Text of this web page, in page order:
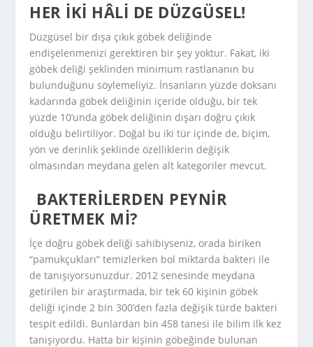
HER IKI HÂLI DE DÜZGÜSEL!
Düzgüsel bir dışa çıkık göbek deliğinde
endişelenmenizi gerektiren bir şey yoktur. Fakat, iki
göbek deliği şeklinden minimum rastlananın bu
bulunduğunu söylemeliyiz. İnsanların yüzde doksanı
kadarında göbek deliğinin içeride olduğu, bir tek
yüzde 10’unda göbek deliğinin dışarı doğru çıkık
olduğu belirtiliyor. Doğal bu iki tür içinde de, biçim,
yön ve derinlik şeklinde özelliklerin değişik
olmasından meydana gelen alt kategoriler mevcut.
BAKTERILERDEN PEYNIR
ÜRETMEK MI?
İçe doğru göbek deliği sahibiyseniz, orada biriken
“pamukçukları” temizlerken bol miktarda bakteri ile
de tanışıyorsunuzdur. 2012 senesinde meydana
getirilen bir araştırmada, bir tek 60 kişinin göbek
deliği içinde 2 bin 300’den fazla değişik türde bakteri
tespit edildi. Bunlardan bin 458 tanesi ile bilim ilk kez
tanışıyordu. Hatta bir kişinin göbeğinde bulunan